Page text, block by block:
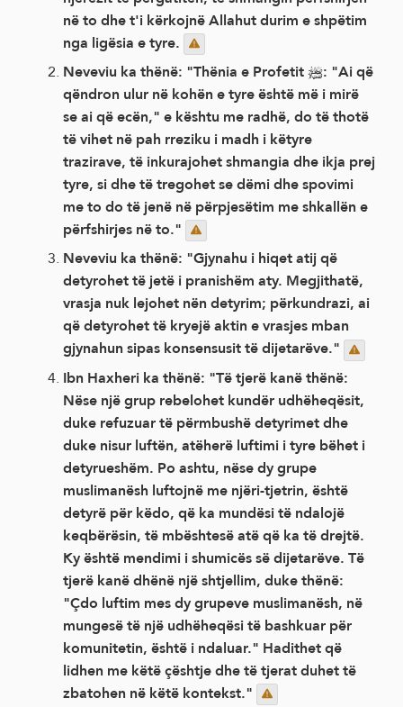
në to dhe t'i kërkojnë Allahut durim e shpëtim
nga ligësia e tyre.
Neveviu ka thënë: "Thënia e Profetit ﷺ: "Ai që
qëndron ulur në kohën e tyre është më i mirë
se ai që ecën," e kështu me radhë, do të thotë
të vihet në pah rreziku i madh i këtyre
trazirave, të inkurajohet shmangia dhe ikja prej
tyre, si dhe të tregohet se dëmi dhe spovimi
me to do të jenë në përpjesëtim me shkallën e
përfshirjes në to."
Neveviu ka thënë: "Gjynahu i hiqet atij që
detyrohet të jetë i pranishëm aty. Megjithatë,
vrasja nuk lejohet nën detyrim; përkundrazi, ai
që detyrohet të kryejë aktin e vrasjes mban
gjynahun sipas konsensusit të dijetarëve."
Ibn Haxheri ka thënë: "Të tjerë kanë thënë:
Nëse një grup rebelohet kundër udhëheqësit,
duke refuzuar të përmbushë detyrimet dhe
duke nisur luftën, atëherë luftimi i tyre bëhet i
detyrueshëm. Po ashtu, nëse dy grupe
muslimanësh luftojnë me njëri-tjetrin, është
detyrë për këdo, që ka mundësi të ndalojë
keqbërësin, të mbështesë atë që ka të drejtë.
Ky është mendimi i shumicës së dijetarëve. Të
tjerë kanë dhënë një shtjellim, duke thënë:
"Çdo luftim mes dy grupeve muslimanësh, në
mungesë të një udhëheqësi të bashkuar për
komunitetin, është i ndaluar." Hadithet që
lidhen me këtë çështje dhe të tjerat duhet të
zbatohen në këtë kontekst."